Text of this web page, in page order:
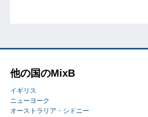
他の国のMixB
イギリス
ニューヨーク
オーストラリア・シドニー